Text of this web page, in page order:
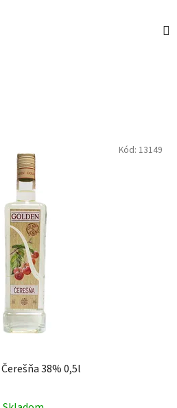
38% 0,5l
Kód: 13149